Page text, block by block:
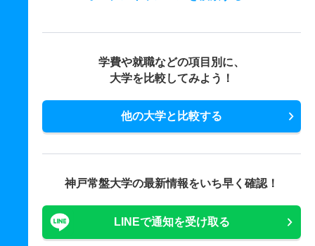
学費や就職などの項目別に、
大学を比較してみよう！
他の大学と比較する
神戸常盤大学の最新情報をいち早く確認！
LINEで通知を受け取る